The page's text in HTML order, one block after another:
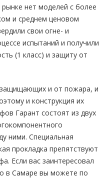
нет моделей с более
и среднем ценовом
свои огне- и
испытаний и получили
(1 класс) и защиту от
защищающих и от пожара, и
и конструкция их
Гарант состоят из двух
ними. Специальная
прокладка препятствуют
Если вас заинтересовал
в Самаре вы можете по